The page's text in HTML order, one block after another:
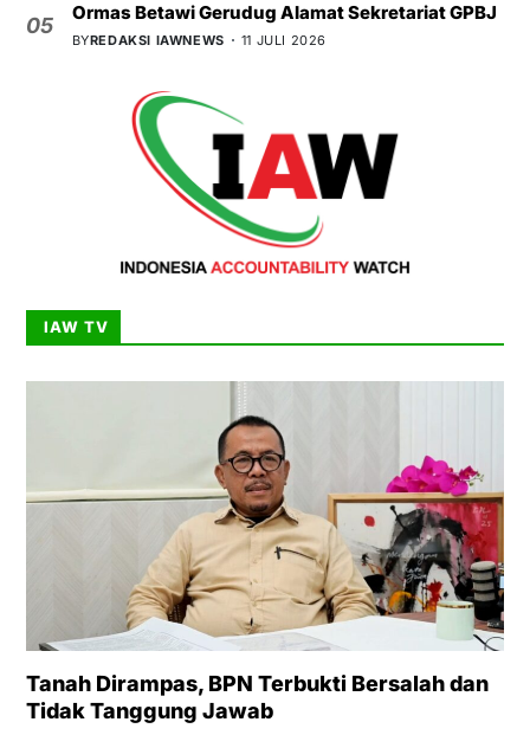
05
Ormas Betawi Gerudug Alamat Sekretariat GPBJ
BYREDAKSI IAWNEWS 11 JULI 2026
IAW TV
Tanah Dirampas, BPN Terbukti Bersalah dan
Tidak Tanggung Jawab